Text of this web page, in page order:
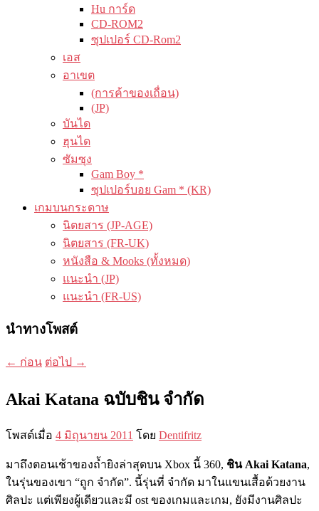
Hu การ์ด
CD-ROM2
ซุปเปอร์ CD-Rom2
เอส
อาเขต
(การค้าของเถื่อน)
(JP)
บันได
ฮุนได
ซัมซุง
Gam Boy *
ซุปเปอร์บอย Gam * (KR)
เกมบนกระดาษ
นิตยสาร (JP-AGE)
นิตยสาร (FR-UK)
หนังสือ & Mooks (ทั้งหมด)
แนะนำ (JP)
แนะนำ (FR-US)
นำทางโพสต์
← ก่อน ต่อไป →
Akai Katana ฉบับชิน จำกัด
โพสต์เมื่อ 4 มิถุนายน 2011 โดย Dentifritz
มาถึงตอนเช้าของถ้ำยิงล่าสุดบน Xbox นี้ 360, ชิน Akai Katana,
ในรุ่นของเขา “ถูก จำกัด”. นี้รุ่นที่ จำกัด มาในแขนเสื้อด้วยงาน
ศิลปะ แต่เพียงผู้เดียวและมี ost ของเกมและเกม, ยังมีงานศิลปะ